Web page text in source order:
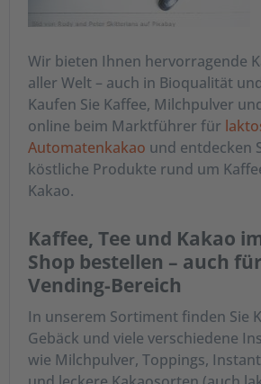
Wir bieten Ihnen hervorragende
aller Welt – auch in Bioqualität
Kaufen Sie Kaffee, Milchpulver
online beim Marktführer für
Automatenkakao und entdecken
köstliche Produkte rund um
Kakao.
Kaffee, Tee und Kakao
Shop bestellen – auch
Vending-Bereich
In unserem Sortiment finden Sie
Gebäck und viele verschiedene
wie Milchpulver, Toppings,